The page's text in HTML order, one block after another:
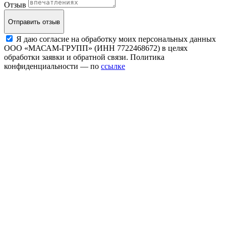
Отзыв
Отправить отзыв
Я даю согласие на обработку моих персональных данных
ООО «МАСАМ-ГРУПП» (ИНН 7722468672) в целях
обработки заявки и обратной связи. Политика
конфиденциальности — по ссылке